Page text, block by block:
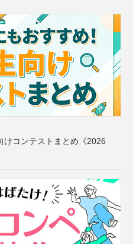
けコンテストまとめ《2026